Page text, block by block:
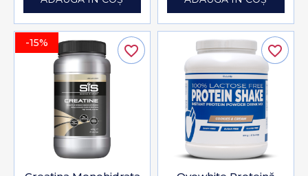
-15% favorite_border favorite_border